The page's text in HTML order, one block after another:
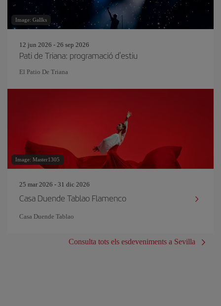
Image: Gallks
12 jun 2026 - 26 sep 2026
Pati de Triana: programació d'estiu
El Patio De Triana
Image: Master1305
25 mar 2026 - 31 dic 2026
Casa Duende Tablao Flamenco
Casa Duende Tablao
Consulta tots els esdeveniments a Sevilla